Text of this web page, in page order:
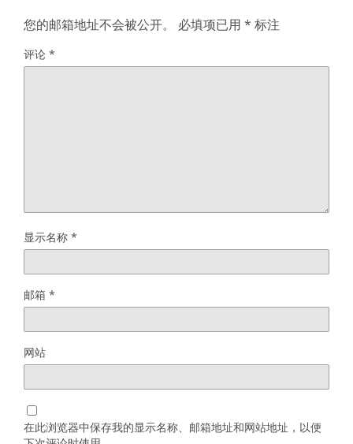
您的邮箱地址不会被公开。 必填项已用 * 标注
评论 *
显示名称 *
邮箱 *
网站
在此浏览器中保存我的显示名称、邮箱地址和网站地址，以便